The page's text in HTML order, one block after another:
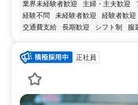
業界未経験者歓迎 主婦・主夫歓迎
経験不問
未経験者歓迎 経験者歓迎
交通費支給
長期歓迎 シフト制 服
正社員